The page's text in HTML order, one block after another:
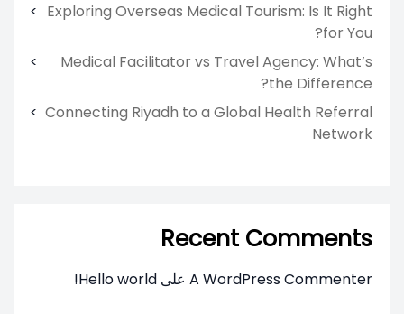
Exploring Overseas Medical Tourism: Is It Right
for You?
Medical Facilitator vs Travel Agency: What’s
the Difference?
Connecting Riyadh to a Global Health Referral
Network
Recent Comments
A WordPress Commenter على Hello world!